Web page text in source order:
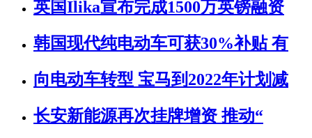
英国Ilika宣布完成1500万英镑融资
韩国现代纯电动车可获30%补贴 有
向电动车转型 宝马到2022年计划减
长安新能源再次挂牌增资 推动“